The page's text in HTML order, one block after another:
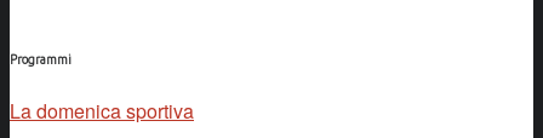
Programmi
La domenica sportiva